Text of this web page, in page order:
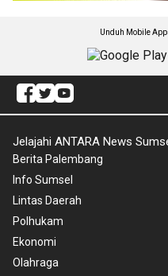
Unduh Mobile
Jelajahi ANTARA News
Berita Palembang
Info Sumsel
Lintas Daerah
Polhukam
Ekonomi
Olahraga